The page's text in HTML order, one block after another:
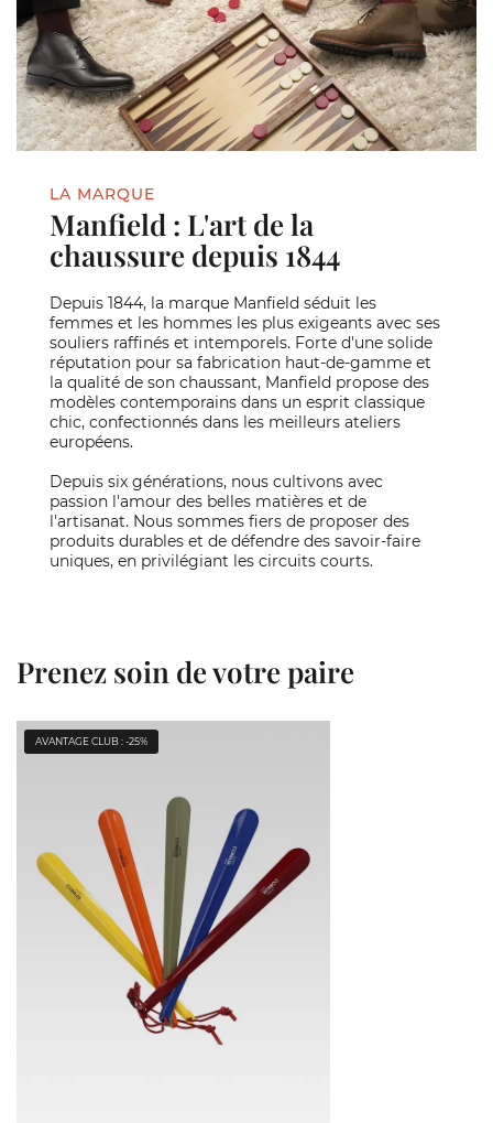
LA MARQUE
Manfield : L'art de la
chaussure depuis 1844
Depuis 1844, la marque Manfield séduit les
femmes et les hommes les plus exigeants avec ses
souliers raffinés et intemporels. Forte d'une solide
réputation pour sa fabrication haut-de-gamme et
la qualité de son chaussant, Manfield propose des
modèles contemporains dans un esprit classique
chic, confectionnés dans les meilleurs ateliers
européens.
Depuis six générations, nous cultivons avec
passion l'amour des belles matières et de
l'artisanat. Nous sommes fiers de proposer des
produits durables et de défendre des savoir-faire
uniques, en privilégiant les circuits courts.
Prenez soin de votre paire
AVANTAGE CLUB : -25%